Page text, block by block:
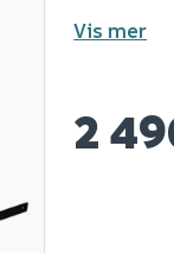
Vis mer
2